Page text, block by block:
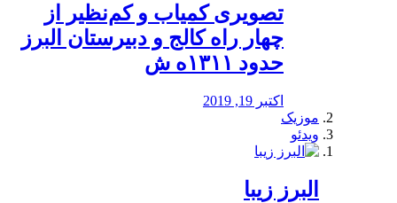
️تصویری کمیاب و کم‌نظیر از
چهار راه كالج و دبيرستان البرز
حدود ۱۳۱۱ه ش
اکتبر 19, 2019
موزیک
ویدئو
البرز زیبا